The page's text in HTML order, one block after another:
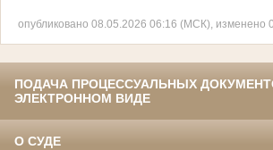
опубликовано 08.05.2026 06:16 (МСК), изменено
ПОДАЧА ПРОЦЕССУАЛЬНЫХ
ЭЛЕКТРОННОМ ВИДЕ
О СУДЕ